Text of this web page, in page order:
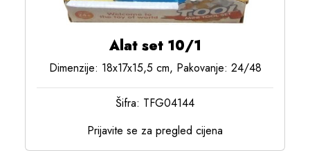
Alat set 10/1
Dimenzije: 18x17x15,5 cm, Pakovanje: 24/48
Šifra: TFG04144
Prijavite se za pregled cijena